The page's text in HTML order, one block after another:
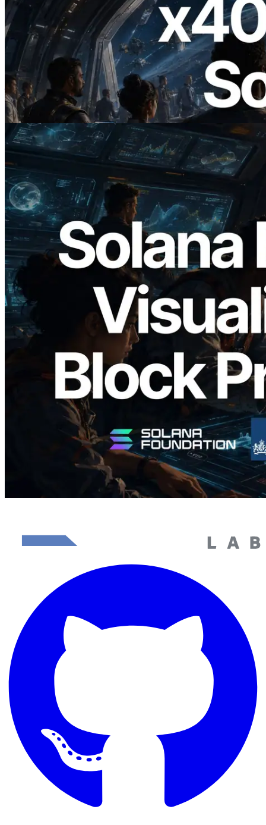
2026.07.04
ERPC 發布支援 x402 支付的 Solana RPC
— AI Agent 按需為 API 付款的時代開啟
閱讀本文
2026.05.24
Validators Solutions 釋出 Solana Block
Analyzer — 以 slot 為單位視覺化區塊生
成時間與負責驗證者